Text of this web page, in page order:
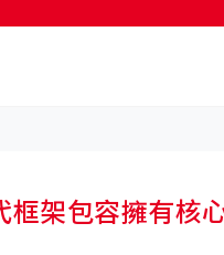
架包容擁有核